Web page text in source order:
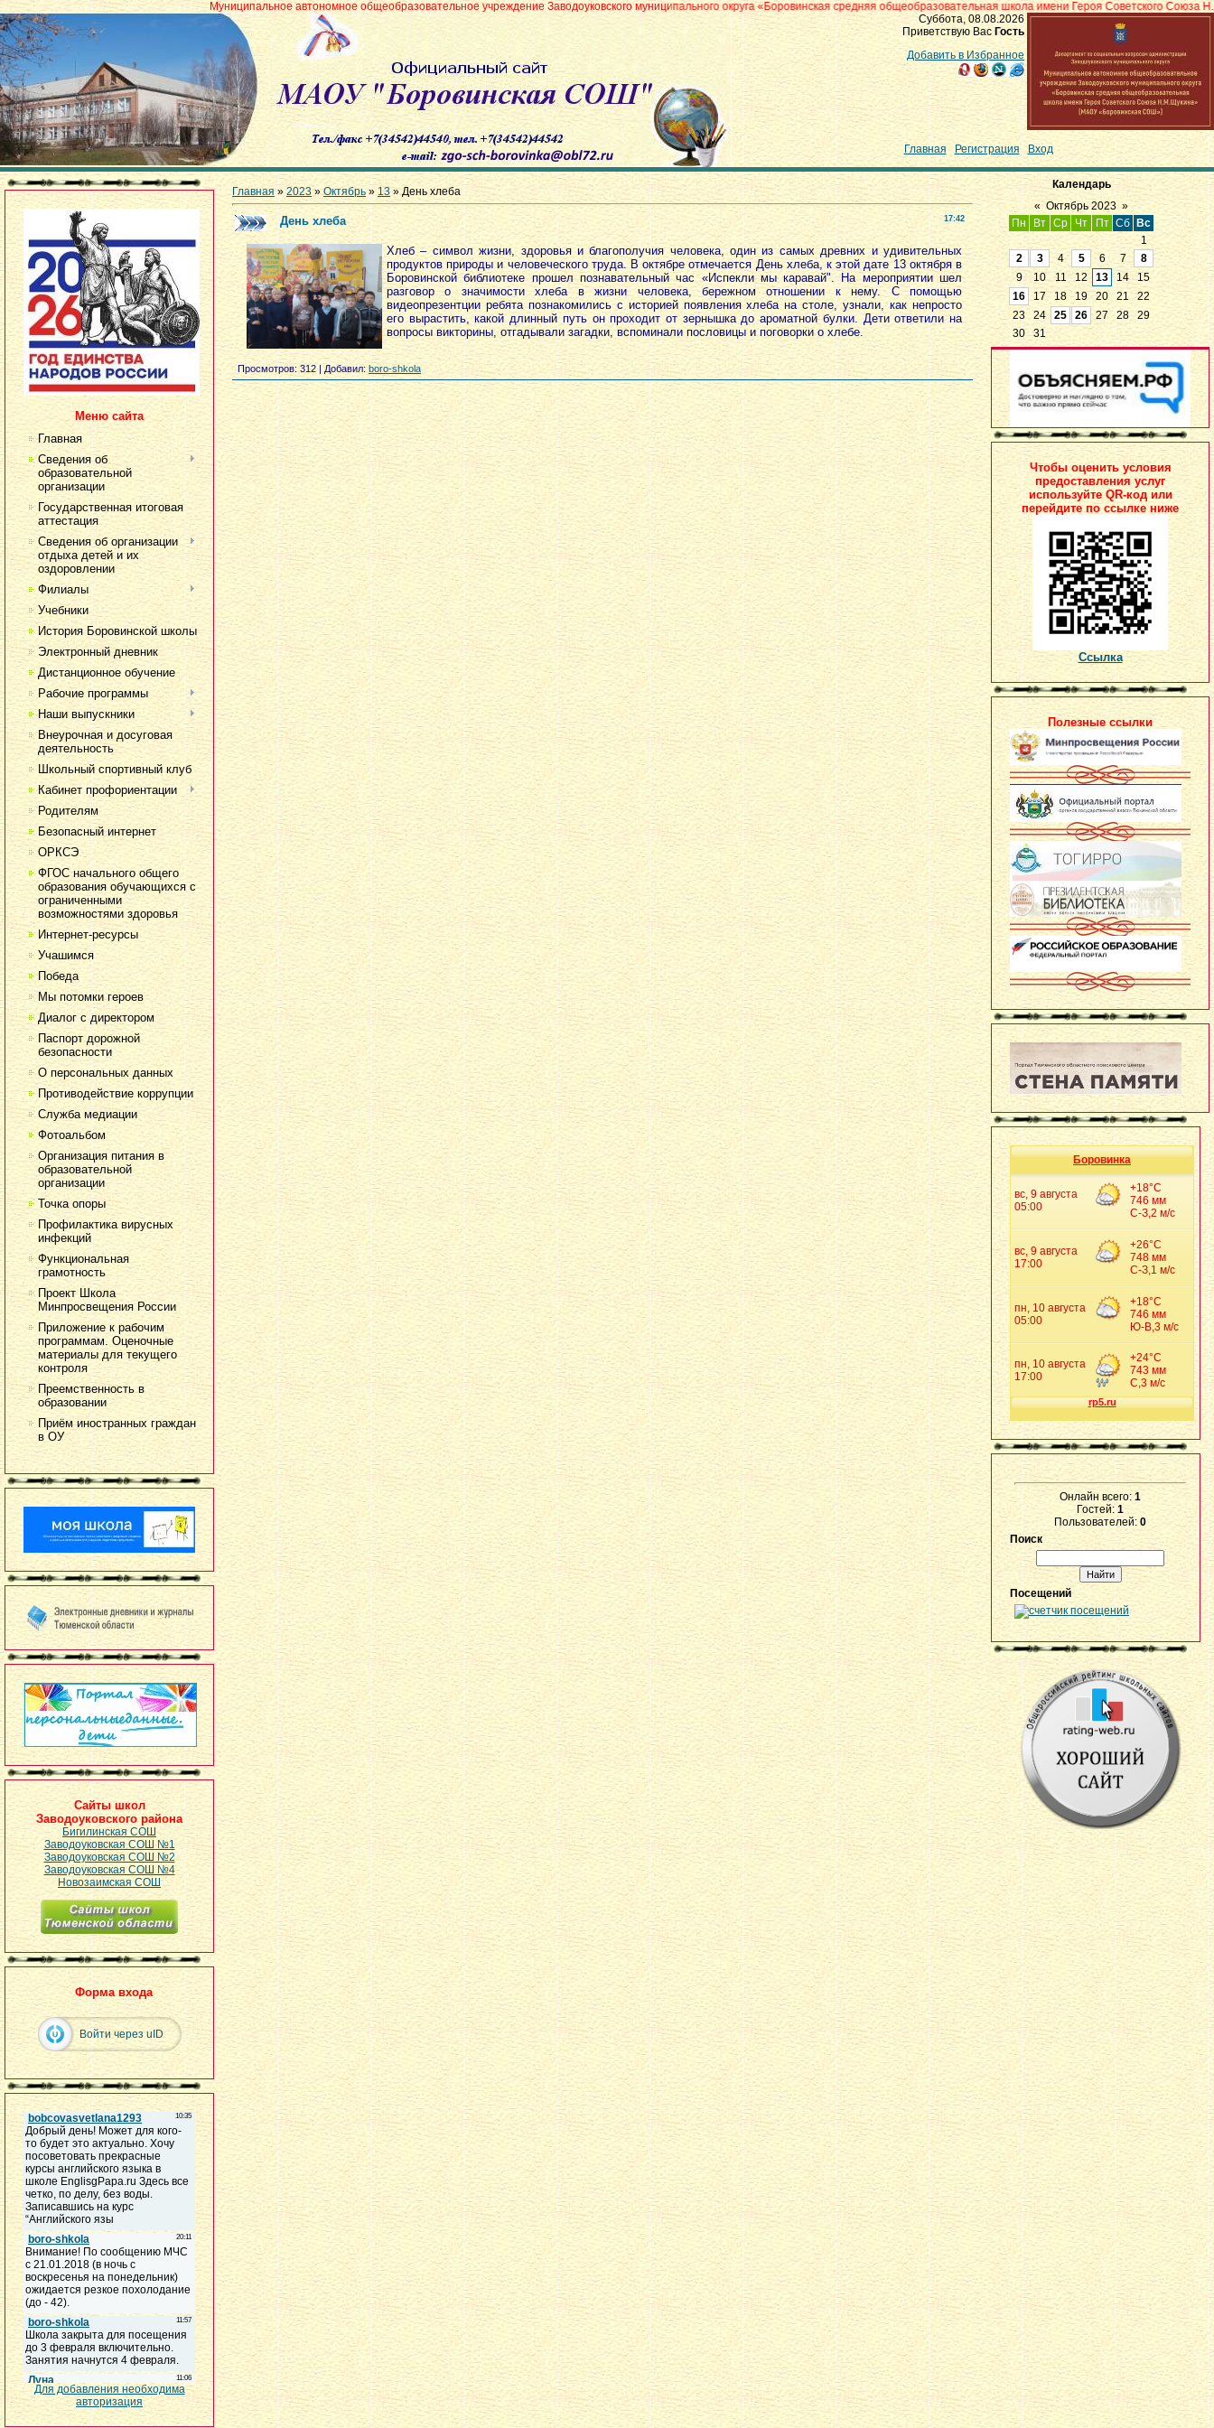
Муниципальное автономное общеобразовательное учреждение Заводоуковского муниципального округа «Боровинская средняя общеобразовательная школа имени Героя Советского Союза Н.М.Щукина»
Суббота, 08.08.2026
Приветствую Вас Гость
Добавить в Избранное
Главная Регистрация Вход
Меню сайта
Главная
Сведения об
образовательной
организации
Государственная итоговая
аттестация
Сведения об организации
отдыха детей и их
оздоровлении
Филиалы
Учебники
История Боровинской школы
Электронный дневник
Дистанционное обучение
Рабочие программы
Наши выпускники
Внеурочная и досуговая
деятельность
Школьный спортивный клуб
Кабинет профориентации
Родителям
Безопасный интернет
ОРКСЭ
ФГОС начального общего
образования обучающихся с
ограниченными
возможностями здоровья
Интернет-ресурсы
Учашимся
Победа
Мы потомки героев
Диалог с директором
Паспорт дорожной
безопасности
О персональных данных
Противодействие коррупции
Служба медиации
Фотоальбом
Организация питания в
образовательной
организации
Точка опоры
Профилактика вирусных
инфекций
Функциональная
грамотность
Проект Школа
Минпросвещения России
Приложение к рабочим
программам. Оценочные
материалы для текущего
контроля
Преемственность в
образовании
Приём иностранных граждан
в ОУ
Сайты школ
Заводоуковского района
Бигилинская СОШ
Заводоуковская СОШ №1
Заводоуковская СОШ №2
Заводоуковская СОШ №4
Новозаимская СОШ
Форма входа
Войти через uID
Для добавления необходима
авторизация
Главная » 2023 » Октябрь » 13 » День хлеба
17:42
День хлеба
Хлеб – символ жизни, здоровья и благополучия человека, один из самых древних и удивительных
продуктов природы и человеческого труда. В октябре отмечается День хлеба, к этой дате 13 октября в
Боровинской библиотеке прошел познавательный час «Испекли мы каравай". На мероприятии шел
разговор о значимости хлеба в жизни человека, бережном отношении к нему. С помощью
видеопрезентции ребята познакомились с историей появления хлеба на столе, узнали, как непросто
его вырастить, какой длинный путь он проходит от зернышка до ароматной булки. Дети ответили на
вопросы викторины, отгадывали загадки, вспоминали пословицы и поговорки о хлебе.
Просмотров: 312 | Добавил:boro-shkola
Календарь
« Октябрь 2023 »
Пн
Вт Ср Чт Пт Сб
Вс
1
2
3 4 5 6 7
8
9
10 11 12 13 14
15
16
17 18 19 20 21
22
23
24 25 26 27 28
29
30
31
Чтобы оценить условия
предоставления услуг
используйте QR-код или
перейдите по ссылке ниже
Ссылка
Полезные ссылки
Боровинка
Онлайн всего: 1
Гостей: 1
Пользователей:0
Поиск
Посещений